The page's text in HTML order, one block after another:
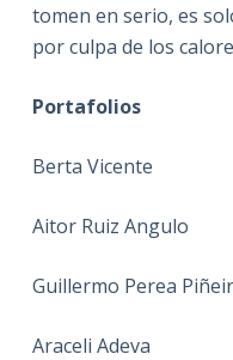
tomen en serio, es
por culpa de los
Portafolios
Berta Vicente
Aitor Ruiz Angulo
Guillermo Perea
Araceli Adeva